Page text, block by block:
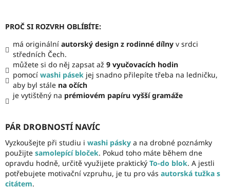
PROČ SI ROZVRH OBLÍBÍTE:
má originální autorský design z rodinné dílny v srdci
středních Čech.
můžete si do něj zapsat až 9 vyučovacích hodin
pomocí washi pásek jej snadno přilepíte třeba na ledničku,
aby byl stále na očích
je vytištěný na prémiovém papíru vyšší gramáže
PÁR DROBNOSTÍ NAVÍC
Vyzkoušejte při studiu i washi pásky a na drobné poznámky
použijte samolepící bloček. Pokud toho máte během dne
opravdu hodně, určitě využijete praktický To-do blok. A jestli
potřebujete motivační vzpruhu, je tu pro vás autorská tužka s
citátem.